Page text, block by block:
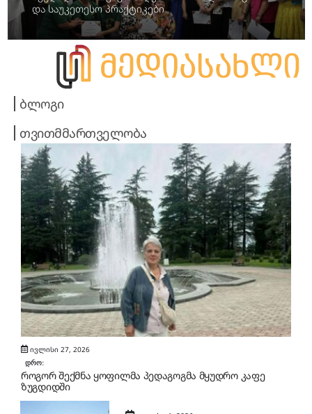
და საუკეთესო პრაქტიკები
ბლოგი
თვითმმართველობა
ივლისი 27, 2026
დრო:
როგორ შექმნა ყოფილმა პედაგოგმა მყუდრო კაფე
ზუგდიდში